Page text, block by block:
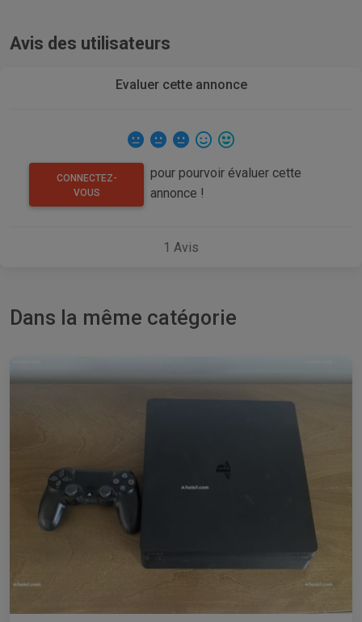
Avis des utilisateurs
Evaluer cette annonce
CONNECTEZ-
VOUS
pour pourvoir évaluer cette
annonce !
1 Avis
Dans la même catégorie